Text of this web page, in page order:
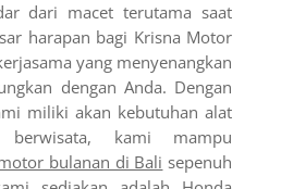
dari macet terutama saat
harapan bagi Krisna Motor
yang menyenangkan
dengan Anda. Dengan
miliki akan kebutuhan alat
berwisata, kami mampu
bulanan di Bali sepenuh